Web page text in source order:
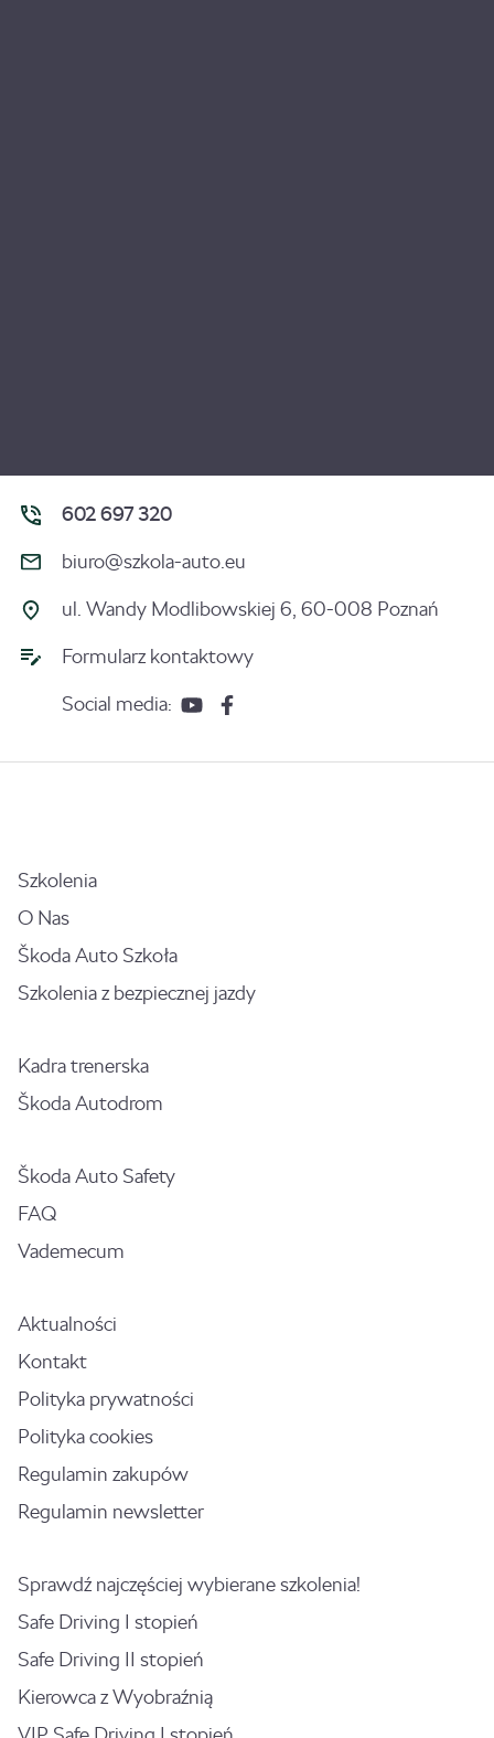
602 697 320
biuro@szkola-auto.eu
ul. Wandy Modlibowskiej 6, 60-008 Poznań
Formularz kontaktowy
Social media:
Szkolenia
O Nas
Škoda Auto Szkoła
Szkolenia z bezpiecznej jazdy
Kadra trenerska
Škoda Autodrom
Škoda Auto Safety
FAQ
Vademecum
Aktualności
Kontakt
Polityka prywatności
Polityka cookies
Regulamin zakupów
Regulamin newsletter
Sprawdź najczęściej wybierane szkolenia!
Safe Driving I stopień
Safe Driving II stopień
Kierowca z Wyobraźnią